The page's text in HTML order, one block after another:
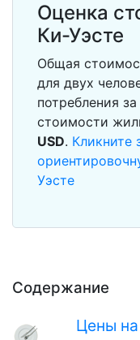
Содержание
Цены
Оценка
Ки-Уэсте
Общая
для двух
потребления
стоимости
USD. Кликните
Уэсте